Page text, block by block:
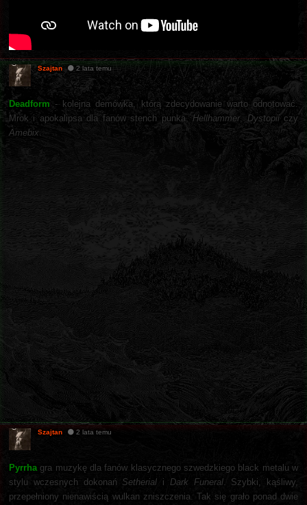
Szajtan 2 lata temu
Deadform - kolejna demówka, którą zdecydowanie warto odnotować.
Mrok i apokalipsa dla fanów stench punka,Hellhammer, Dystopiiczy
Amebix.
Szajtan 2 lata temu
Pyrrhagra muzykę dla fanów klasycznego szwedzkiego black metalu w
stylu wczesnych dokonań Setherial i Dark Funeral. Szybki, kąśliwy,
przepełniony nienawiścią wulkan zniszczenia. Tak się grało ponad dwie